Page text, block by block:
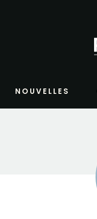
NOUVELLES